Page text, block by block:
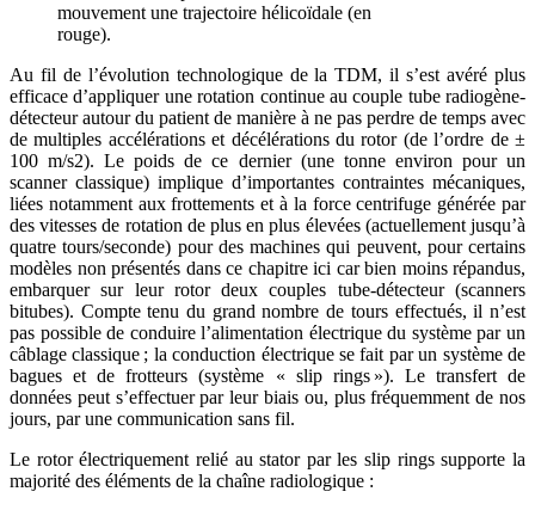
mouvement une trajectoire hélicoïdale (en
rouge).
Au fil de l’évolution technologique de la TDM, il s’est avéré plus
efficace d’appliquer une rotation continue au couple tube radiogène-
détecteur autour du patient de manière à ne pas perdre de temps avec
de multiples accélérations et décélérations du rotor (de l’ordre de ±
100 m/s2). Le poids de ce dernier (une tonne environ pour un
scanner classique) implique d’importantes contraintes mécaniques,
liées notamment aux frottements et à la force centrifuge générée par
des vitesses de rotation de plus en plus élevées (actuellement jusqu’à
quatre tours/seconde) pour des machines qui peuvent, pour certains
modèles non présentés dans ce chapitre ici car bien moins répandus,
embarquer sur leur rotor deux couples tube-détecteur (scanners
bitubes). Compte tenu du grand nombre de tours effectués, il n’est
pas possible de conduire l’alimentation électrique du système par un
câblage classique ; la conduction électrique se fait par un système de
bagues et de frotteurs (système « slip rings »). Le transfert de
données peut s’effectuer par leur biais ou, plus fréquemment de nos
jours, par une communication sans fil.
Le rotor électriquement relié au stator par les slip rings supporte la
majorité des éléments de la chaîne radiologique :